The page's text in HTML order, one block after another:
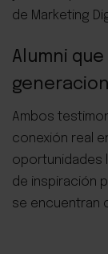
de Marketing
Alumni
Ambos
conexión real
oportunidades
de inspiración
se encuentran